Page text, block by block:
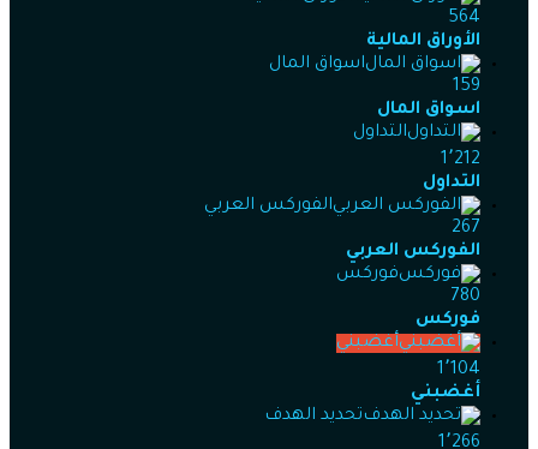
564
الأوراق المالية
اسواق المال
159
اسواق المال
التداول
1٬212
التداول
الفوركس العربي
267
الفوركس العربي
فوركس
780
فوركس
أغضبني
1٬104
أغضبني
تحديد الهدف
1٬266